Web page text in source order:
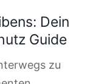
Dein
Guide
zu